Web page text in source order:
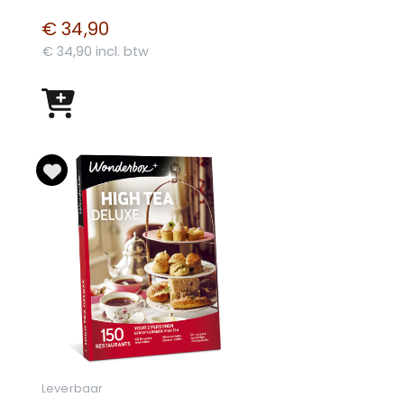
€ 34,90
€ 34,90 incl. btw
Leverbaar